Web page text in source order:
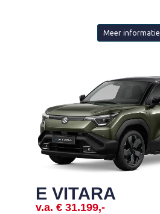
Meer informatie
E VITARA
v.a. € 31.199,-